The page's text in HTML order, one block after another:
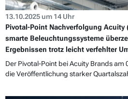
13.10.2025 um 14 Uhr
Pivotal-Point Nachverfolgung Acuity
smarte Beleuchtungssysteme
Ergebnissen trotz leicht verfehlter
Der Pivotal-Point bei Acuity Brands am
die Veröffentlichung starker